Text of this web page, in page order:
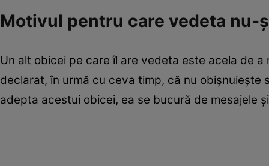
Motivul pentru care vedeta nu-
Un alt obicei pe care îl are vedeta este acela de
declarat, în urmă cu ceva timp, că nu
adepta acestui obicei, ea se bucură de mesajele